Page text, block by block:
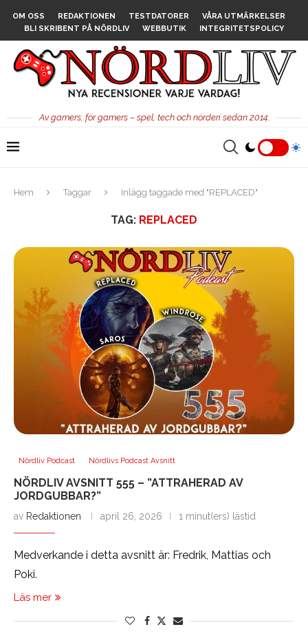
OM OSS REDAKTIONEN TESTDATORER
VÅRA UTMÄRKELSER
BLI SKRIBENT PÅ NÖRDLIV
WEBBUTIK INTEGRITETSPOLICY
Av gamers, för gamers – spel, tech och nörderi sedan 2014.
Hem Taggar Inlägg taggade med "REPLACED"
TAG: REPLACED
Nördliv Podcast Nördlivs Podcast Avsnitt
NÖRDLIV AVSNITT 555 – ”ATTRAHERAD AV
JORDGUBBAR?”
av Redaktionen april 26, 2026 1 minut(ers) lästid
Medverkande i detta avsnitt är: Fredrik, Mattias och
Poki.
Läs mer